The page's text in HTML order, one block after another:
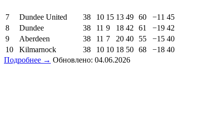
7 Dundee United 38 10 15 13 49 60 −11 45
8
Dundee 38 11 9 18 42 61 −19 42
9
Aberdeen 38 11 7 20 40 55 −15 40
10
Kilmarnock 38 10 10 18 50 68 −18 40
Подробнее → Обновлено: 04.06.2026